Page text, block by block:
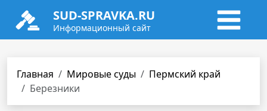
SUD-SPRAVKA.RU
Информационный сайт
Главная Мировые суды
Пермский край
Березники